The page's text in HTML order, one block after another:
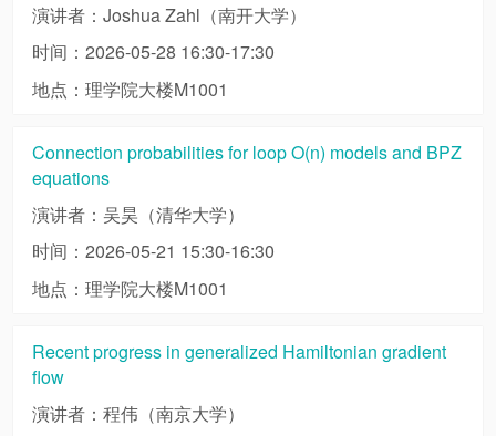
演讲者：Joshua Zahl（南开大学）
时间：2026-05-28 16:30-17:30
地点：理学院大楼M1001
Connection probabilities for loop O(n) models and BPZ
equations
演讲者：吴昊（清华大学）
时间：2026-05-21 15:30-16:30
地点：理学院大楼M1001
Recent progress in generalized Hamiltonian gradient
flow
演讲者：程伟（南京大学）